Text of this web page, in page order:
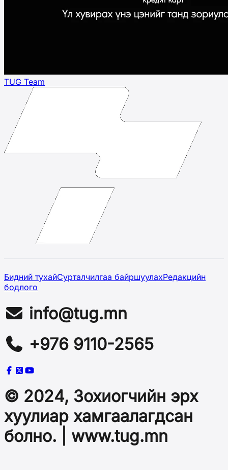
TUG Team
Бидний тухайСурталчилгаа байршуулахРедакцийн
бодлого
info@tug.mn
+976 9110-2565
© 2024, Зохиогчийн эрх
хуулиар хамгаалагдсан
болно. | www.tug.mn